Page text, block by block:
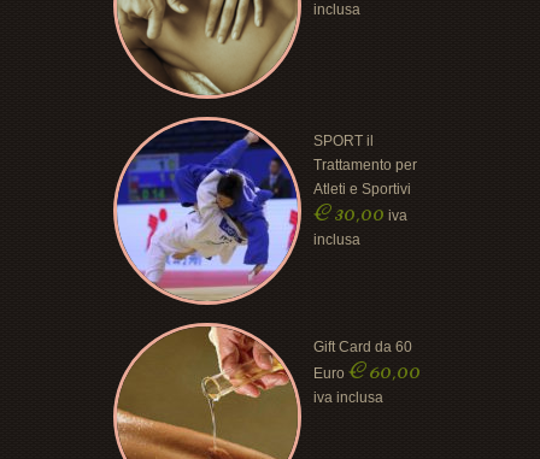
inclusa
SPORT il
Trattamento per
Atleti e Sportivi
€30,00 iva
inclusa
Gift Card da 60
Euro €60,00
iva inclusa